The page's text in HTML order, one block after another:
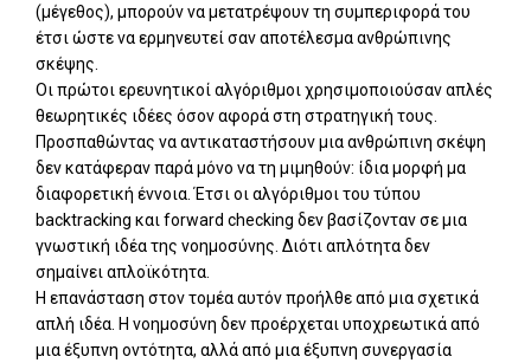
(μέγεθος), μπορούν να μετατρέψουν τη συμπεριφορά του
έτσι ώστε να ερμηνευτεί σαν αποτέλεσμα ανθρώπινης
σκέψης.
Οι πρώτοι ερευνητικοί αλγόριθμοι χρησιμοποιούσαν απλές
θεωρητικές ιδέες όσον αφορά στη στρατηγική τους.
Προσπαθώντας να αντικαταστήσουν μια ανθρώπινη σκέψη
δεν κατάφεραν παρά μόνο να τη μιμηθούν: ίδια μορφή μα
διαφορετική έννοια. Έτσι οι αλγόριθμοι του τύπου
backtracking και forward checking δεν βασίζονταν σε μια
γνωστική ιδέα της νοημοσύνης. Διότι απλότητα δεν
σημαίνει απλοϊκότητα.
Η επανάσταση στον τομέα αυτόν προήλθε από μια σχετικά
απλή ιδέα. Η νοημοσύνη δεν προέρχεται υποχρεωτικά από
μια έξυπνη οντότητα, αλλά από μια έξυπνη συνεργασία